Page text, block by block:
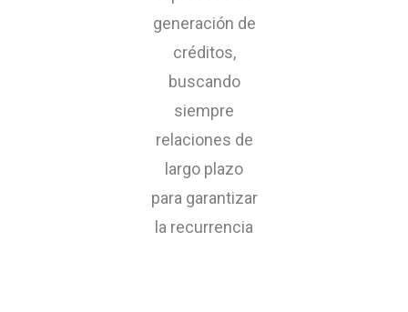
generación de
créditos,
buscando
siempre
relaciones de
largo plazo
para garantizar
la recurrencia